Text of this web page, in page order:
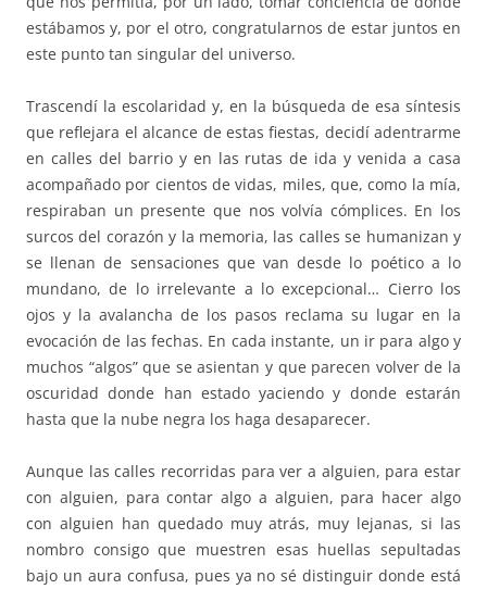
estábamos y, por el otro, congratularnos de estar juntos en
este punto tan singular del universo.
Trascendí la escolaridad y, en la búsqueda de esa síntesis
que reflejara el alcance de estas fiestas, decidí adentrarme
en calles del barrio y en las rutas de ida y venida a casa
acompañado por cientos de vidas, miles, que, como la mía,
respiraban un presente que nos volvía cómplices. En los
surcos del corazón y la memoria, las calles se humanizan y
se llenan de sensaciones que van desde lo poético a lo
mundano, de lo irrelevante a lo excepcional… Cierro los
ojos y la avalancha de los pasos reclama su lugar en la
evocación de las fechas. En cada instante, un ir para algo y
muchos “algos” que se asientan y que parecen volver de la
oscuridad donde han estado yaciendo y donde estarán
hasta que la nube negra los haga desaparecer.
Aunque las calles recorridas para ver a alguien, para estar
con alguien, para contar algo a alguien, para hacer algo
con alguien han quedado muy atrás, muy lejanas, si las
nombro consigo que muestren esas huellas sepultadas
bajo un aura confusa, pues ya no sé distinguir donde está